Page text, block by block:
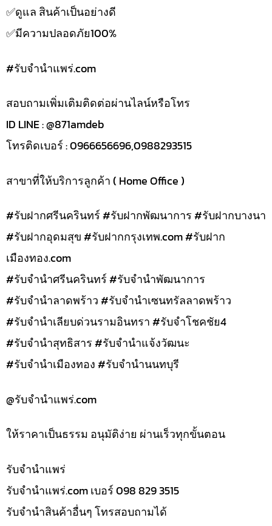
✅️ดูแล สินค้าเป็นอย่างดี
✅️มีความปลอดภัย100%
#รับจํานําแพร่.com
สอบถามเพิ่มเติมติดต่อผ่านไลน์หรือโทร
ID LINE : @871amdeb
โทรติดเบอร์ : 0966656696,0988293515
สาขาที่ให้บริการลูกค้า ( Home Office )
#รับฝากศรีนครินทร์ #รับฝากพัฒนาการ #รับฝากบางนา
#รับฝากอุดมสุข #รับฝากกรุงเทพ.com #รับฝาก
เมืองทอง.com
#รับจำนำศรีนครินทร์ #รับจำนำพัฒนาการ
#รับจำนำลาดพร้าว #รับจำนำเซนทรัลลาดพร้าว
#รับจำนำเลียบด่วนรามอินทรา #รับจำโชคชัย4
#รับจำนำสุทธิสาร #รับจำนำแจ้งวัฒนะ
#รับจำนำเมืองทอง #รับจำนำนนทบุรี
@รับจํานําแพร่.com
ให้ราคาเป็นธรรม อนุมัติง่าย ผ่านเร็วทุกขั้นตอน
รับจํานำแพร่
รับจํานําแพร่.com เบอร์ 098 829 3515
รับจำนำสินค้าอื่นๆ โทรสอบถามได้